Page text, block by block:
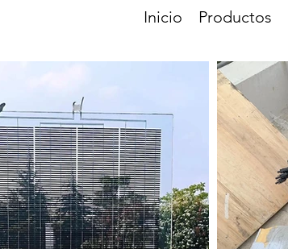
Inicio Productos